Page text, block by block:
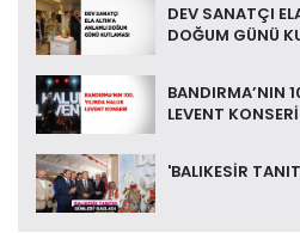
DEV SANATÇI
DOĞUM GÜNÜ
BANDIRMA’NIN
LEVENT KONSERİ
'BALIKESİR